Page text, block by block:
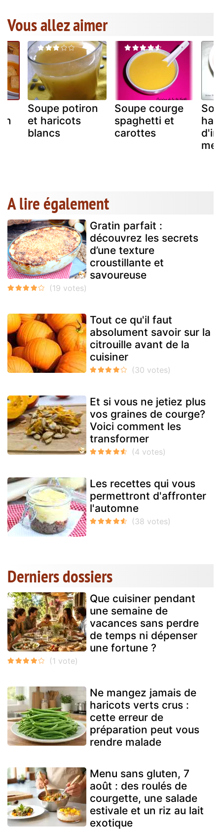
Vous allez aimer
Soupe potiron
et haricots
blancs
Soupe courge
spaghetti et
carottes
A lire également
Gratin parfait :
découvrez les secrets
d’une texture
croustillante et
savoureuse
Tout ce qu'il faut
absolument savoir sur la
citrouille avant de la
cuisiner
Et si vous ne jetiez plus
vos graines de courge?
Voici comment les
transformer
Les recettes qui vous
permettront d'affronter
l'automne
Derniers dossiers
Que cuisiner pendant
une semaine de
vacances sans perdre
de temps ni dépenser
une fortune ?
Ne mangez jamais de
haricots verts crus :
cette erreur de
préparation peut vous
rendre malade
Menu sans gluten, 7
août : des roulés de
courgette, une salade
estivale et un riz au lait
exotique